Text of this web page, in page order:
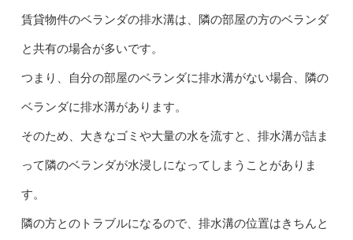
賃貸物件のベランダの排水溝は、隣の部屋の方のベランダ
と共有の場合が多いです。
つまり、自分の部屋のベランダに排水溝がない場合、隣の
ベランダに排水溝があります。
そのため、大きなゴミや大量の水を流すと、排水溝が詰ま
って隣のベランダが水浸しになってしまうことがありま
す。
隣の方とのトラブルになるので、排水溝の位置はきちんと